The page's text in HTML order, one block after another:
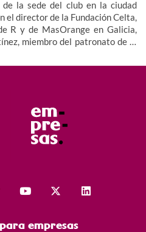
la sede del club en la ciudad
el director de la Fundación Celta,
R y de MasOrange en Galicia,
miembro del patronato de la
así al valor social de este
empresas